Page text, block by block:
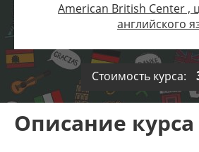
American British Center ,
английского
Стоимость курса:
Описание курса